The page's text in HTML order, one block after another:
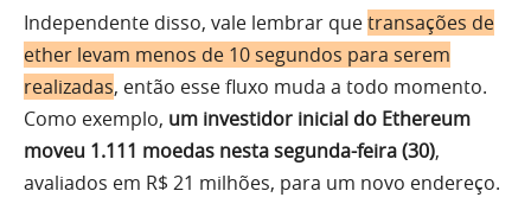
Independente disso, vale lembrar quetransações de
ether levam menos de 10 segundos para serem
realizadas, então esse fluxo muda a todo momento.
Como exemplo, um investidor inicial do Ethereum
moveu 1.111 moedas nesta segunda-feira (30),
avaliados em R$ 21 milhões, para um novo endereço.